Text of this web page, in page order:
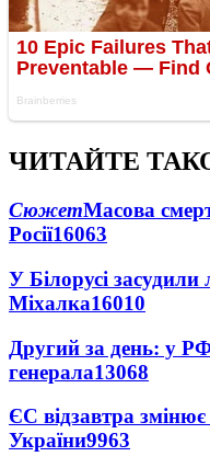
ЧИТАЙТЕ
СюжетМасова
Росії16063
У Білорусі засудили
Міхалка16010
Другий за день: у
генерала13068
ЄС відзавтра
України9963